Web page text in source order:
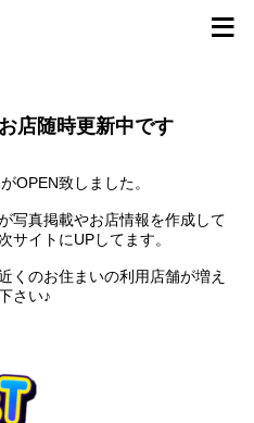
店随時更新中です
OPEN致しました。
写真掲載やお店情報を作成して
サイトにUPしてます。
くのお住まいの利用店舗が増え
さい♪